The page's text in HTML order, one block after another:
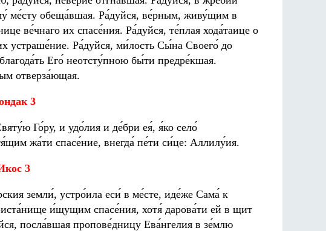
ме́сту обеща́вшая. Ра́дуйся, ве́рным, живу́щим в
ве́чнаго их спасе́ния. Ра́дуйся, те́плая хода́таице о
устраше́ние. Ра́дуйся, ми́лость Сы́на Своего́ до
Его́ неотсту́пною бы́ти предре́кшая.
отверза́ющая.
3
Го́ру, и удо́лия и де́бри ея́, я́ко село́
жа́ти спасе́ние, внегда́ пе́ти си́це: Аллилу́ия.
кос 3
земли́, устро́ила еси́ в ме́сте, иде́же Сама́ к
и́щущим спасе́ния, хотя́ дарова́ти ей в щит
посла́вшая пропове́дницу Ева́нгелия в зе́млю